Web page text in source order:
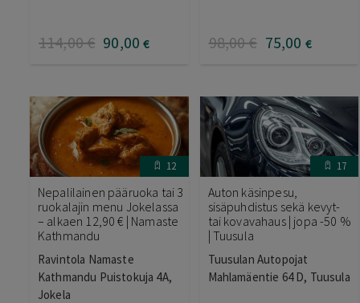
114,00€ 90,00 € 98,00€ 75,00 €
12
Nepalilainen pääruoka tai 3
ruokalajin menu Jokelassa
– alkaen 12,90 € | Namaste
Kathmandu
Ravintola Namaste
Kathmandu Puistokuja 4A,
Jokela
17
Auton käsinpesu,
sisäpuhdistus sekä kevyt-
tai kovavahaus | jopa -50 %
| Tuusula
Tuusulan Autopojat
Mahlamäentie 64 D, Tuusula